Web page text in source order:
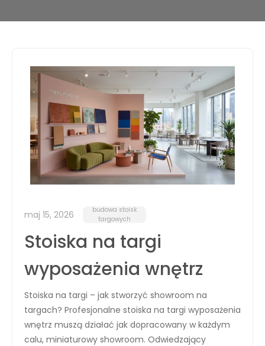
maj 15, 2026
budowa stoisk
targowych
Stoiska na targi
wyposażenia wnętrz
Stoiska na targi – jak stworzyć showroom na
targach? Profesjonalne stoiska na targi wyposażenia
wnętrz muszą działać jak dopracowany w każdym
calu, miniaturowy showroom. Odwiedzający